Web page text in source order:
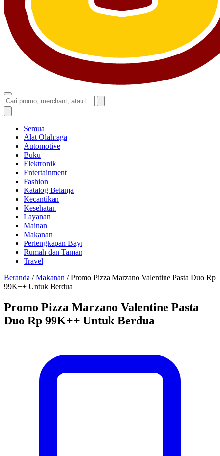
Semua
Alat Olahraga
Automotive
Buku
Elektronik
Entertainment
Fashion
Katalog Belanja
Kecantikan
Kesehatan
Layanan
Mainan
Makanan
Perlengkapan Bayi
Rumah dan Taman
Travel
Beranda / Makanan / Promo Pizza Marzano Valentine Pasta Duo Rp
99K++ Untuk Berdua
Promo Pizza Marzano Valentine Pasta
Duo Rp 99K++ Untuk Berdua